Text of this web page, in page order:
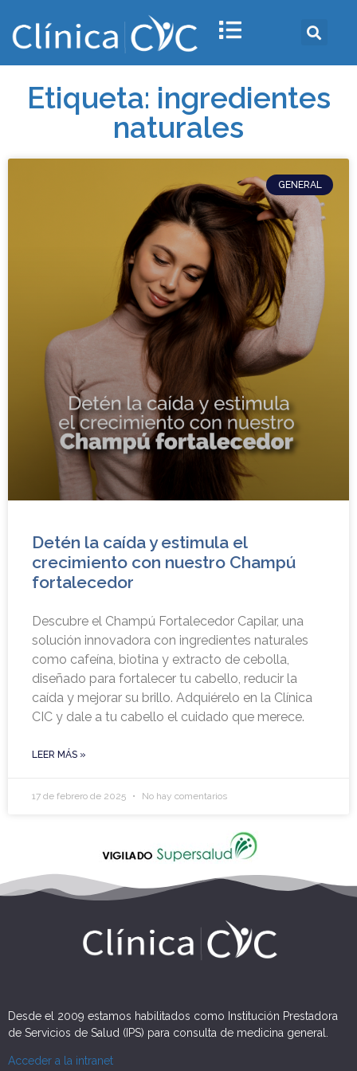
Etiqueta: ingredientes
naturales
GENERAL
Detén la caída y estimula el
crecimiento con nuestro Champú
fortalecedor
Descubre el Champú Fortalecedor Capilar, una
solución innovadora con ingredientes naturales
como cafeína, biotina y extracto de cebolla,
diseñado para fortalecer tu cabello, reducir la
caída y mejorar su brillo. Adquiérelo en la Clínica
CIC y dale a tu cabello el cuidado que merece.
LEER MÁS »
17 de febrero de 2025 No hay comentarios
Desde el 2009 estamos habilitados como Institución Prestadora
de Servicios de Salud (IPS) para consulta de medicina general.
Acceder a la intranet